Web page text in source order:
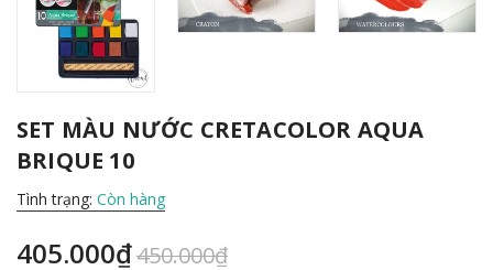
SET MÀU NƯỚC CRETACOLOR AQUA
BRIQUE 10
Tình trạng: Còn hàng
405.000₫450.000₫